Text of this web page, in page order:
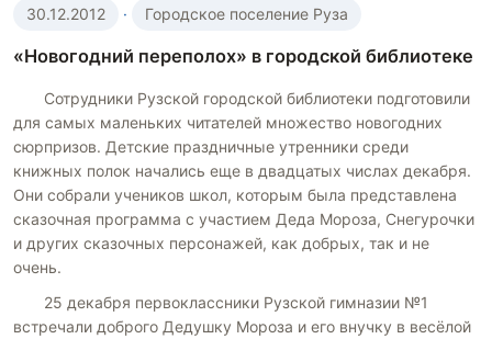
30.12.2012 · Городское поселение Руза
«Новогодний переполох» в городской библиотеке
Сотрудники Рузской городской библиотеки подготовили
для самых маленьких читателей множество новогодних
сюрпризов. Детские праздничные утренники среди
книжных полок начались еще в двадцатых числах декабря.
Они собрали учеников школ, которым была представлена
сказочная программа с участием Деда Мороза, Снегурочки
и других сказочных персонажей, как добрых, так и не
очень.
25 декабря первоклассники Рузской гимназии №1
встречали доброго Дедушку Мороза и его внучку в весёлой